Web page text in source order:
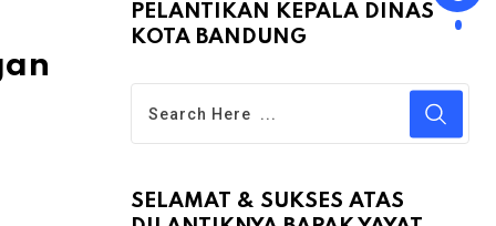
PELANTIKAN KEPALA DINAS
KOTA BANDUNG
SELAMAT & SUKSES ATAS